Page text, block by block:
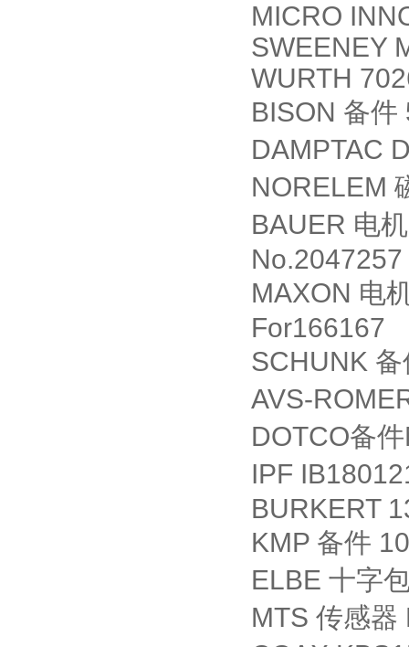
MICRO
SWEENEY
WURTH
BISON 备件
DAMPTAC
NORELEM
BAUER 电机
No.2047257
MAXON 电
For166167
SCHUNK
AVS-
DOTCO备件
IPF
BURKERT
KMP 备件
ELBE 十字
MTS 传感器